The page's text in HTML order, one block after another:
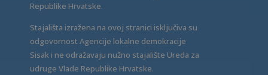
Republike Hrvatske.
Stajališta izražena na ovoj stranici isključiva su
odgovornost Agencije lokalne demokracije
Sisak i ne odražavaju nužno stajalište Ureda za
udruge Vlade Republike Hrvatske.